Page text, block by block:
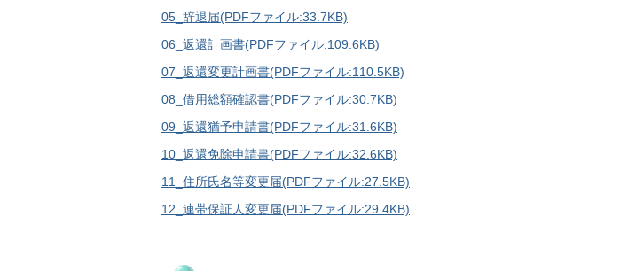
05_辞退届(PDFファイル:33.7KB)
06_返還計画書(PDFファイル:109.6KB)
07_返還変更計画書(PDFファイル:110.5KB)
08_借用総額確認書(PDFファイル:30.7KB)
09_返還猶予申請書(PDFファイル:31.6KB)
10_返還免除申請書(PDFファイル:32.6KB)
11_住所氏名等変更届(PDFファイル:27.5KB)
12_連帯保証人変更届(PDFファイル:29.4KB)